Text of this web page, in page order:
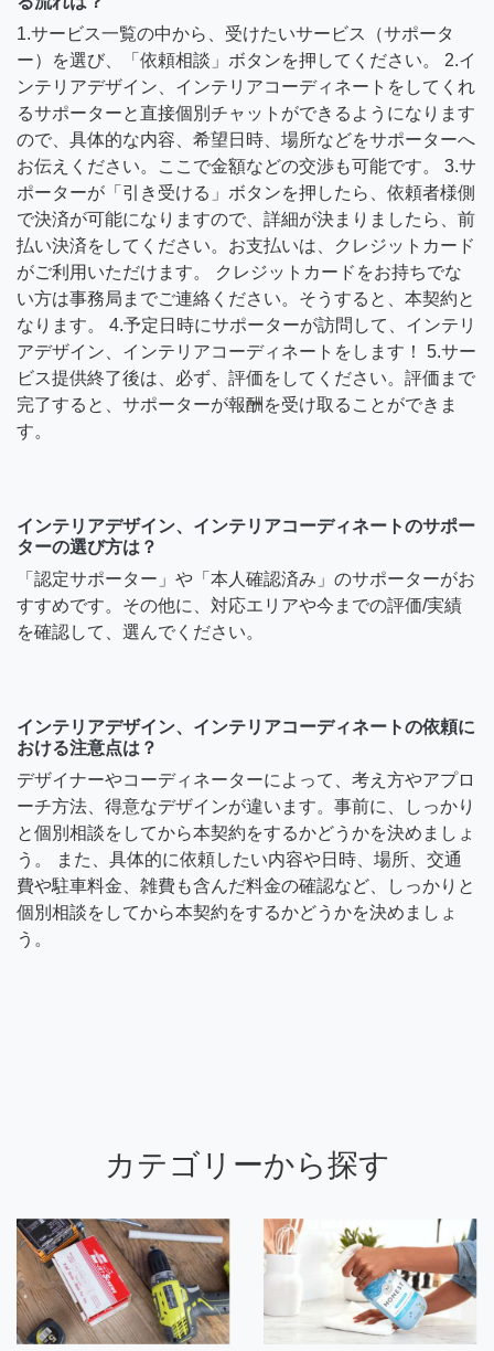
1.サービス一覧の中から、受けたいサービス（サポータ
ー）を選び、「依頼相談」ボタンを押してください。 2.イ
ンテリアデザイン、インテリアコーディネートをしてくれ
るサポーターと直接個別チャットができるようになります
ので、具体的な内容、希望日時、場所などをサポーターへ
お伝えください。ここで金額などの交渉も可能です。 3.サ
ポーターが「引き受ける」ボタンを押したら、依頼者様側
で決済が可能になりますので、詳細が決まりましたら、前
払い決済をしてください。お支払いは、クレジットカード
がご利用いただけます。 クレジットカードをお持ちでな
い方は事務局までご連絡ください。そうすると、本契約と
なります。 4.予定日時にサポーターが訪問して、インテリ
アデザイン、インテリアコーディネートをします！ 5.サー
ビス提供終了後は、必ず、評価をしてください。評価まで
完了すると、サポーターが報酬を受け取ることができま
す。
インテリアデザイン、インテリアコーディネートのサポー
ターの選び方は？
「認定サポーター」や「本人確認済み」のサポーターがお
すすめです。その他に、対応エリアや今までの評価/実績
を確認して、選んでください。
インテリアデザイン、インテリアコーディネートの依頼に
おける注意点は？
デザイナーやコーディネーターによって、考え方やアプロ
ーチ方法、得意なデザインが違います。事前に、しっかり
と個別相談をしてから本契約をするかどうかを決めましょ
う。 また、具体的に依頼したい内容や日時、場所、交通
費や駐車料金、雑費も含んだ料金の確認など、しっかりと
個別相談をしてから本契約をするかどうかを決めましょ
う。
カテゴリーから探す